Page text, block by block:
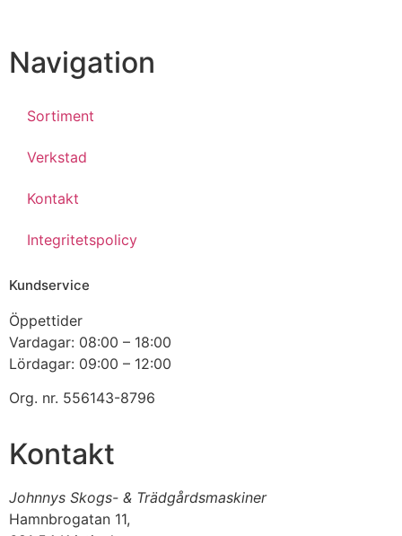
Navigation
Sortiment
Verkstad
Kontakt
Integritetspolicy
Kundservice
Öppettider
Vardagar: 08:00 – 18:00
Lördagar: 09:00 – 12:00
Org. nr. 556143-8796
Kontakt
Johnnys Skogs- & Trädgårdsmaskiner
Hamnbrogatan 11,